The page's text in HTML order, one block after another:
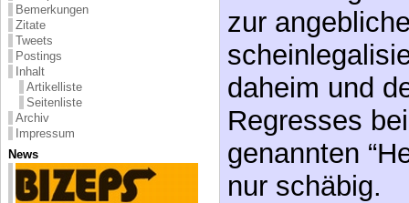
Bemerkungen
Zitate
Tweets
Postings
Inhalt
Artikelliste
Seitenliste
Archiv
Impressum
News
zur
daheim und
Regresses
genannten
nur schäbig.